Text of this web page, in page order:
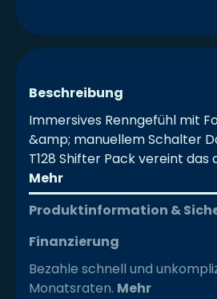
Beschreibung
Immersives Renngefühl mit
&amp; manuellem Schalter
T128 Shifter Pack vereint das
Mehr
Produktinformation &
Finanzierung
Bezahle schnell und
Monatsraten. Mehr